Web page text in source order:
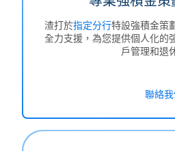
渣打於指定分行特設強積金策
全力支援，為您提供個人化的
戶管理和退
聯絡